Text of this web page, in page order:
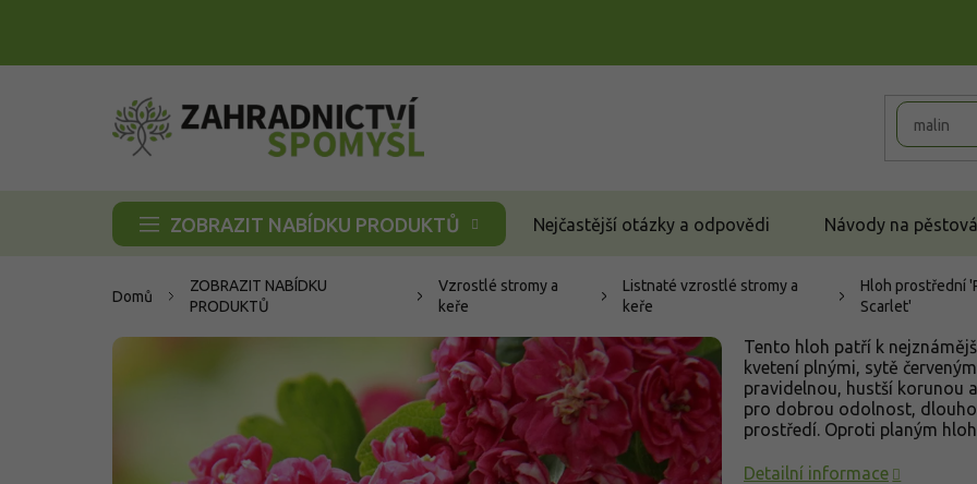
ZOBRAZIT NABÍDKU PRODUKTŮ Nejčastější otázky a odpovědi Návody na
Domů
ZOBRAZIT NABÍDKU
PRODUKTŮ
Vzrostlé stromy a
keře
Listnaté vzrostlé stromy a
keře
Hloh prostřední
Scarlet'
Tento hloh patří k
kvetení plnými, sytě
pravidelnou, hustší korunou
pro dobrou odolnost,
prostředí. Oproti planým
Detailní informace